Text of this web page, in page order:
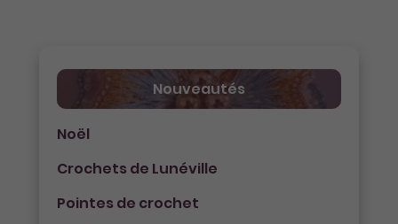
Nouveautés
Noël
Crochets de Lunéville
Pointes de crochet